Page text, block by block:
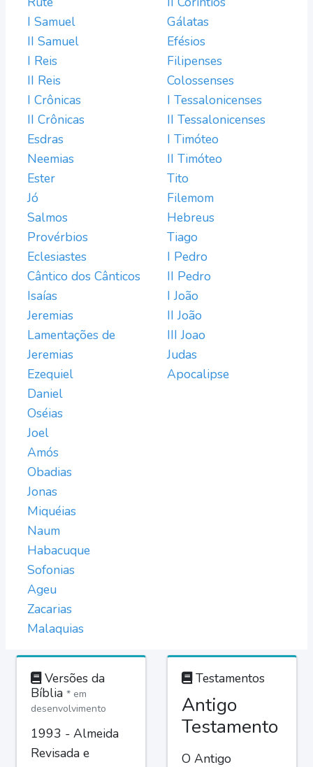
I Samuel
II Samuel
I Reis
II Reis
I Crônicas
II Crônicas
Esdras
Neemias
Ester
Jó
Salmos
Provérbios
Eclesiastes
Cântico dos Cânticos
Isaías
Jeremias
Lamentações de
Jeremias
Ezequiel
Daniel
Oséias
Joel
Amós
Obadias
Jonas
Miquéias
Naum
Habacuque
Sofonias
Ageu
Zacarias
Malaquias
Gálatas
Efésios
Filipenses
Colossenses
I Tessalonicenses
II Tessalonicenses
I Timóteo
II Timóteo
Tito
Filemom
Hebreus
Tiago
I Pedro
II Pedro
I João
II João
III Joao
Judas
Apocalipse
Versões da
Bíblia * em
desenvolvimento
1993 - Almeida
Revisada e
Testamentos
Antigo
Testamento
O Antigo